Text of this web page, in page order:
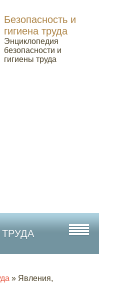
Безопасность и
гигиена труда
Энциклопедия
безопасности и
гигиены труда
» Явления,